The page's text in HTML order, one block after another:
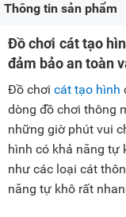
Thông tin sản phẩm
Đồ chơi cát tạo
đảm bảo an toàn
Đồ chơi cát tạo hình
dòng đồ chơi thông
những giờ phút vui
hình có khả năng tự
như các loại cát
năng tự khô rất